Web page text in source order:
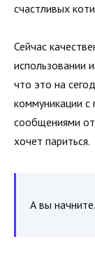
счастливых
Сейчас
использовании
что это на
коммуникации с
сообщениями
хочет париться.
А вы начните.